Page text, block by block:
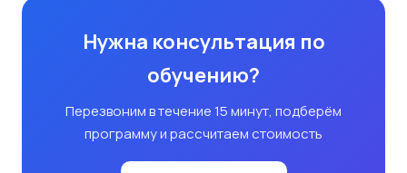
Нужна консультация по
обучению?
Перезвоним в течение 15 минут, подберём
программу и рассчитаем стоимость